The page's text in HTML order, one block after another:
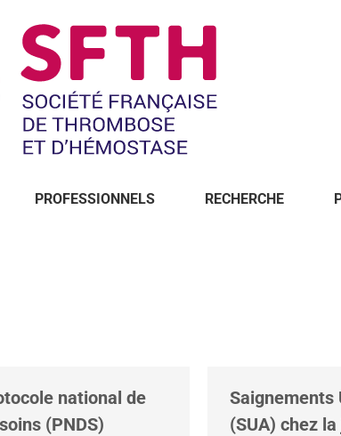
PROFESSIONNELS RECHERCHE
national de
(PNDS)
Saignements
(SUA) chez